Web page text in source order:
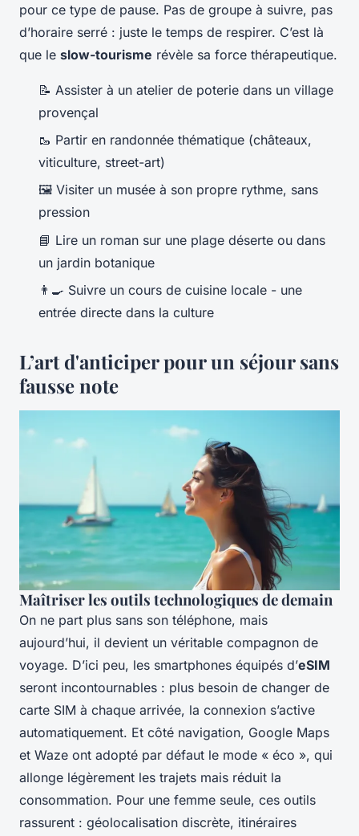
pour ce type de pause. Pas de groupe à suivre, pas
d’horaire serré : juste le temps de respirer. C’est là
que le slow-tourisme révèle sa force thérapeutique.
📝 Assister à un atelier de poterie dans un village
provençal
🥾 Partir en randonnée thématique (châteaux,
viticulture, street-art)
🖼️ Visiter un musée à son propre rythme, sans
pression
📘 Lire un roman sur une plage déserte ou dans
un jardin botanique
👨‍🍳 Suivre un cours de cuisine locale - une
entrée directe dans la culture
L’art d'anticiper pour un séjour sans
fausse note
Maîtriser les outils technologiques de demain
On ne part plus sans son téléphone, mais
aujourd’hui, il devient un véritable compagnon de
voyage. D’ici peu, les smartphones équipés d’eSIM
seront incontournables : plus besoin de changer de
carte SIM à chaque arrivée, la connexion s’active
automatiquement. Et côté navigation, Google Maps
et Waze ont adopté par défaut le mode « éco », qui
allonge légèrement les trajets mais réduit la
consommation. Pour une femme seule, ces outils
rassurent : géolocalisation discrète, itinéraires